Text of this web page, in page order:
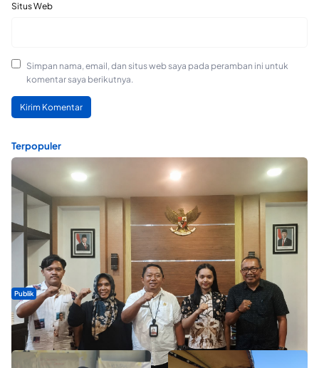
Situs Web
Simpan nama, email, dan situs web saya pada peramban ini untuk
komentar saya berikutnya.
Terpopuler
Publik
Dua Talenta Muda Ternate Wakili Maluku Utara di Gita Bahana
Nusantara 2026